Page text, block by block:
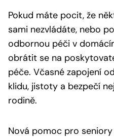
Pokud máte pocit, že
sami nezvládáte, nebo
odbornou péči v
obrátit se na
péče. Včasné zapojení
klidu, jistoty a bezpečí
rodině.
Nová pomoc pro seniory